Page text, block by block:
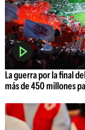
La guerra por la final
más de 450 millones